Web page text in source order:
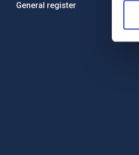
General register